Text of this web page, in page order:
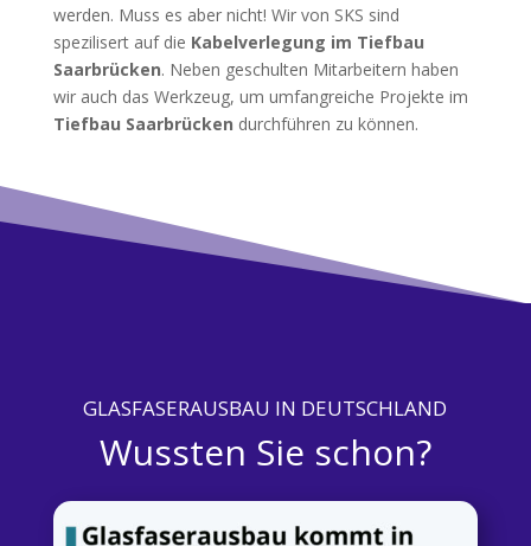
werden. Muss es aber nicht! Wir von SKS sind
spezilisert auf die Kabelverlegung im Tiefbau
Saarbrücken. Neben geschulten Mitarbeitern haben
wir auch das Werkzeug, um umfangreiche Projekte im
Tiefbau Saarbrücken durchführen zu können.
GLASFASERAUSBAU IN DEUTSCHLAND
Wussten Sie schon?